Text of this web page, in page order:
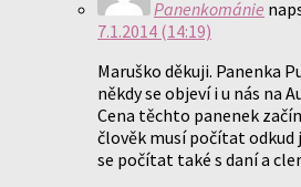
Panenkománie
7.1.2014 (14:19)
Maruško děkuji. Panenka
někdy se objeví i u nás na
Cena těchto panenek
člověk musí počítat odkud
se počítat také s daní a